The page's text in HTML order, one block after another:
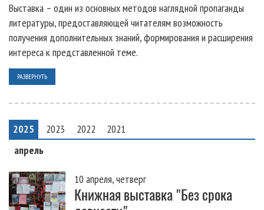
Выставка – один из основных методов наглядной пропаганды
литературы, предоставляющей читателям возможность
получения дополнительных знаний, формирования и расширения
интереса к представленной теме.
РАЗВЕРНУТЬ
2025 2023 2022
2021
апрель
10 апреля, четверг
Книжная выставка "Без срока